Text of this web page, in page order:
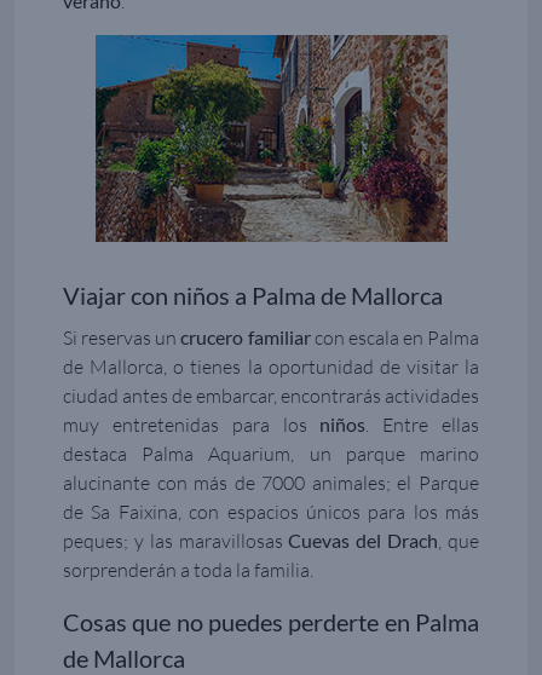
Viajar con niños a Palma de Mallorca
Si reservas uncrucero familiarcon escala en Palma
de Mallorca, o tienes la oportunidad de visitar la
ciudad antes de embarcar, encontrarás actividades
muy entretenidas para los niños. Entre ellas
destaca Palma Aquarium, un parque marino
alucinante con más de 7000 animales; el Parque
de Sa Faixina, con espacios únicos para los más
peques; y las maravillosasCuevas del Drach, que
sorprenderán a toda la familia.
Cosas que no puedes perderte en Palma
de Mallorca